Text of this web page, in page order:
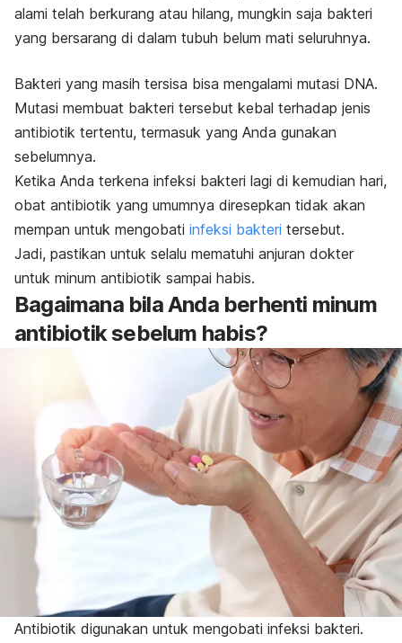
alami telah berkurang atau hilang, mungkin saja bakteri
yang bersarang di dalam tubuh belum mati seluruhnya.
Bakteri yang masih tersisa bisa mengalami mutasi DNA.
Mutasi membuat bakteri tersebut kebal terhadap jenis
antibiotik tertentu, termasuk yang Anda gunakan
sebelumnya.
Ketika Anda terkena infeksi bakteri lagi di kemudian hari,
obat antibiotik yang umumnya diresepkan tidak akan
mempan untuk mengobati infeksi bakteri tersebut.
Jadi, pastikan untuk selalu mematuhi anjuran dokter
untuk minum antibiotik sampai habis.
Bagaimana bila Anda berhenti minum
antibiotik sebelum habis?
Antibiotik digunakan untuk mengobati infeksi bakteri.